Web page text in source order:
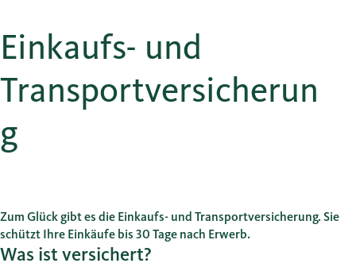
Einkaufs- und
Transportversicherun
g
Zum Glück gibt es die Einkaufs- und Transportversicherung. Sie
schützt Ihre Einkäufe bis 30 Tage nach Erwerb.
Was ist versichert?